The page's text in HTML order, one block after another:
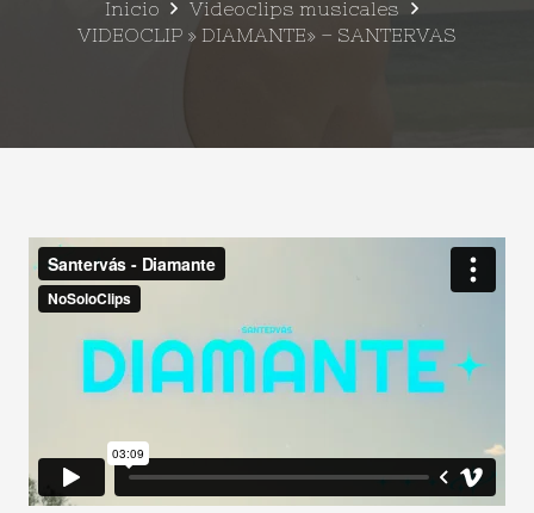
Inicio
Videoclips musicales
VIDEOCLIP » DIAMANTE» – SANTERVAS